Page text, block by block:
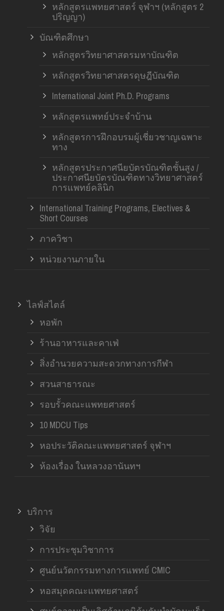
หลักสูตรแพทยศาสตร์ จุฬาฯ (หลักสูตร 2
ปริญญา)
บัณฑิตศึกษา
หลักสูตรวิทยาศาสตรมหาบัณฑิต
หลักสูตรวิทยาศาสตรดุษฎีบัณฑิต
International Joint Ph.D. Programs
หลักสูตรแพทย์ประจำบ้าน
หลักสูตรการฝึกอบรมผู้เชี่ยวชาญเฉพาะ
ทาง
หลักสูตรประกาศนียบัตรบัณฑิตชั้นสูง /
ประกาศนียบัตรบัณฑิตทางวิทยาศาสตร์
การแพทย์คลินิก
International Training Programs, Electives &
Short Courses
ภาควิชา
หน่วยงานภายใน
ไลฟ์สไตล์
หอพัก
ร้านอาหารและคาเฟ่
สิ่งอำนวยความสะดวกทางการกีฬา
สวนสาธารณะ
รอบรั้วคณะแพทยศาสตร์
10 MDCU Tips
หอประวัติคณะแพทยศาสตร์ จุฬาฯ
ห้องเรื่อง ในหลวงอานันทฯ
บริการ
วิจัย
การประชุมวิชาการ
ศูนย์นวัตกรรมทางการแพทย์ CMIC
หอสมุดคณะแพทยศาสตร์